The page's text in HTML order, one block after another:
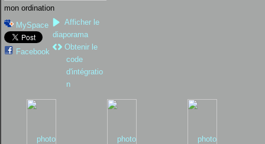
mon ordination
MySpace
Facebook
Afficher le
diaporama
Obtenir le
code
d'intégratio
n